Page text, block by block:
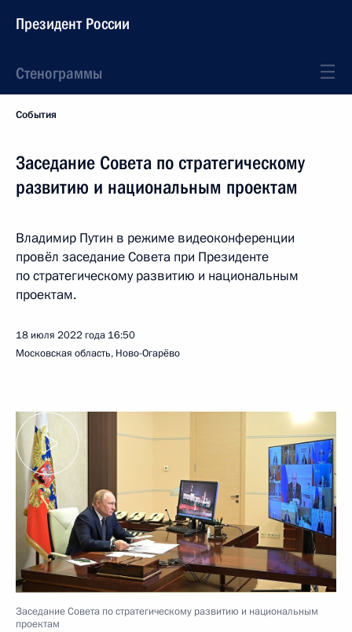
Президент России
Стенограммы
События
Заседание Совета по стратегическому
развитию и национальным проектам
Владимир Путин в режиме видеоконференции
провёл заседание Совета при Президенте
по стратегическому развитию и национальным
проектам.
18 июля 2022 года 16:50
Московская область, Ново-Огарёво
Заседание Совета по стратегическому развитию и национальным
проектам